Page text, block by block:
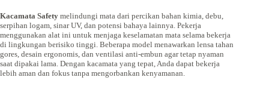
Kacamata Safety melindungi mata dari percikan bahan kimia, debu,
serpihan logam, sinar UV, dan potensi bahaya lainnya. Pekerja
menggunakan alat ini untuk menjaga keselamatan mata selama bekerja
di lingkungan berisiko tinggi. Beberapa model menawarkan lensa tahan
gores, desain ergonomis, dan ventilasi anti-embun agar tetap nyaman
saat dipakai lama. Dengan kacamata yang tepat, Anda dapat bekerja
lebih aman dan fokus tanpa mengorbankan kenyamanan.